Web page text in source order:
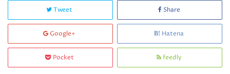
Tweet Share
Google+ Hatena
Pocket feedly